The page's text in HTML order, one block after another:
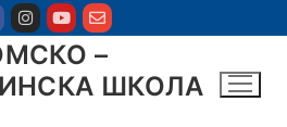
–
ШКОЛА